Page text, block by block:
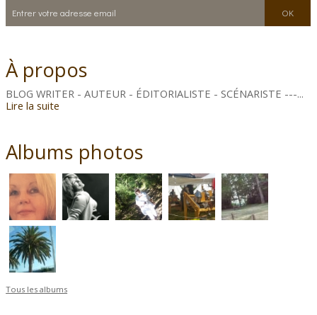
À propos
BLOG WRITER - AUTEUR - ÉDITORIALISTE - SCÉNARISTE ---...
Lire la suite
Albums photos
Tous les albums